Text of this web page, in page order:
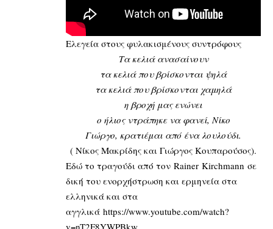
Ελεγεία στους φυλακισμένους συντρόφους
Τα κελιά ανασαίνουν
τα κελιά που βρίσκονται ψηλά
τα κελιά που βρίσκονται χαμηλά
η βροχή μας ενώνει
ο ήλιος ντράπηκε να φανεί, Νίκο
Γιώργο, κρατιέμαι από ένα λουλούδι.
( Νίκος Μακρίδης και Γιώργος Κουπαρούσος).
Εδώ το τραγούδι από τον Rainer Kirchmann σε
δική του ενορχήστρωση και ερμηνεία στα
ελληνικά και στα
αγγλικά https://www.youtube.com/watch?